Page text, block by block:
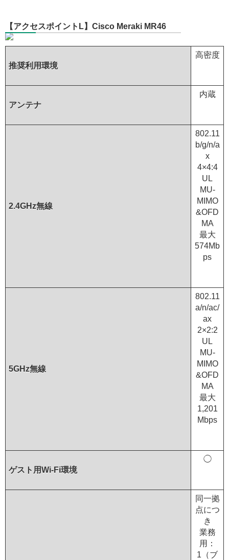
【アクセスポイントL】Cisco Meraki MR46
推奨利用環境
高密度
アンテナ
内蔵
2.4GHz無線
802.11
b/g/n/a
x
4×4:4
UL
MU-
MIMO
&OFD
MA
最大
574Mb
ps
5GHz無線
802.11
a/n/ac/
ax
2×2:2
UL
MU-
MIMO
&OFD
MA
最大
1,201
Mbps
ゲスト用Wi-Fi環境
◯
同一拠
点につ
き
業務
用：
1（ブ